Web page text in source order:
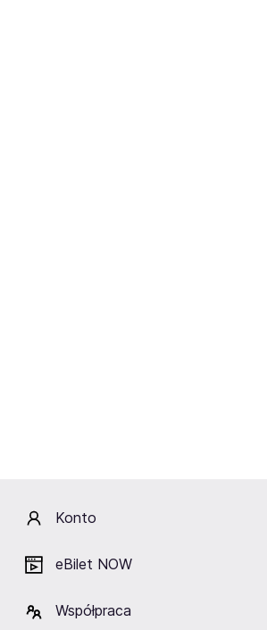
Konto
eBilet NOW
Współpraca